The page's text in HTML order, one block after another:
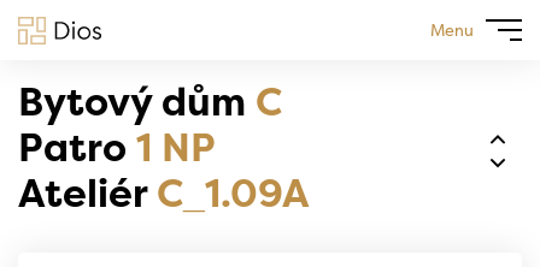
Menu
Bytový dům C
Patro 1 NP
AteliérC_1.09A